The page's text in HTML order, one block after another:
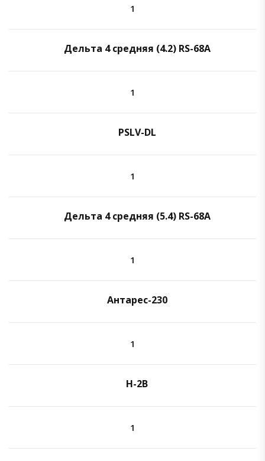
1
Дельта 4 средняя (4.2) RS-68A
1
PSLV-DL
1
Дельта 4 средняя (5.4) RS-68A
1
Антарес-230
1
H-2B
1